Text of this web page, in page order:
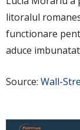
litoralul
functionare
aduce
Source: Wall-